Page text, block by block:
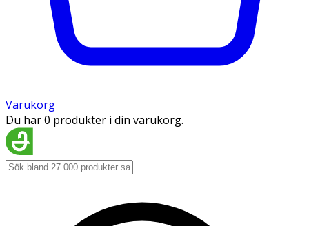
Varukorg
Du har 0 produkter i din varukorg.